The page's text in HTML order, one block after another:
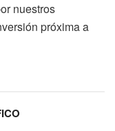
nuestros
próxima a